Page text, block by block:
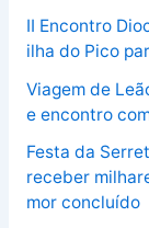
II Encontro
ilha do Pico
Viagem de
e encontro
Festa da
receber
mor concluído